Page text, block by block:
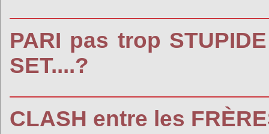
PARI pas trop
SET....?
CLASH entre les